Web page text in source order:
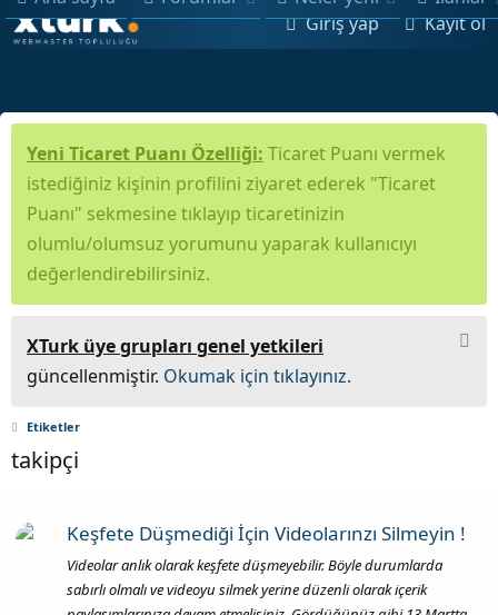
Giriş yap Kayıt ol
Yeni Ticaret Puanı Özelliği: Ticaret Puanı vermek
istediğiniz kişinin profilini ziyaret ederek "Ticaret
Puanı" sekmesine tıklayıp ticaretinizin
olumlu/olumsuz yorumunu yaparak kullanıcıyı
değerlendirebilirsiniz.
XTurk üye grupları genel yetkileri
güncellenmiştir. Okumak için tıklayınız.
Etiketler
takipçi
Keşfete Düşmediği İçin Videolarınzı Silmeyin !
Videolar anlık olarak keşfete düşmeyebilir. Böyle durumlarda
sabırlı olmalı ve videoyu silmek yerine düzenli olarak içerik